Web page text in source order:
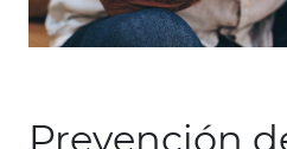
Prevención